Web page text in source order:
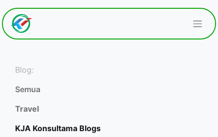
Blog:
Semua
Travel
KJA Konsultama Blogs